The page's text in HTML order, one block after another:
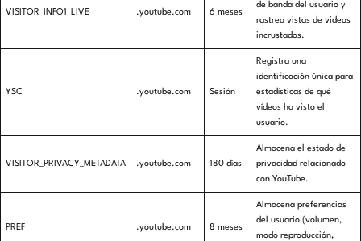
VISITOR_INFO1_LIVE .youtube.com 6 meses
de banda del usuario y
rastrea vistas de videos
incrustados.
YSC .youtube.com Sesión
Registra una
identificación única para
estadísticas de qué
vídeos ha visto el
usuario.
VISITOR_PRIVACY_METADATA .youtube.com 180 días
Almacena el estado de
privacidad relacionado
con YouTube.
PREF .youtube.com 8 meses
Almacena preferencias
del usuario (volumen,
modo reproducción,